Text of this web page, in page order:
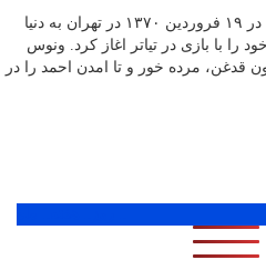
ونوس کانلی بازیگر ایرانی است که در ۱۹ فروردین ۱۳۷۰ در تهران به دنیا
هنری خود را با بازی در تیاتر اغاز کرد. ونوس
قدغن، مرده خور و تا امدن احمد را در